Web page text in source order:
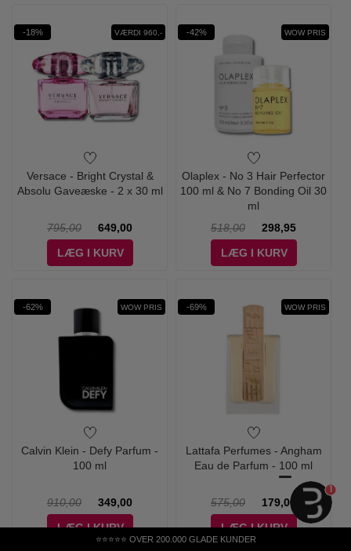
⭐⭐⭐⭐⭐ OVER 200.000 GLADE KUNDER
-18% VÆRDI 960,-
Versace - Bright Crystal &
Absolu Gaveæske - 2 x 30 ml
795,00
649,00
LÆG I KURV
-42% WOW PRIS
Olaplex - No 3 Hair Perfector
100 ml & No 7 Bonding Oil 30
ml
518,00
298,95
LÆG I KURV
-62% WOW PRIS
Calvin Klein - Defy Parfum -
100 ml
910,00
349,00
LÆG I KURV
-69% WOW PRIS
Lattafa Perfumes - Angham
Eau de Parfum - 100 ml
575,00
179,00
LÆG I KURV
1